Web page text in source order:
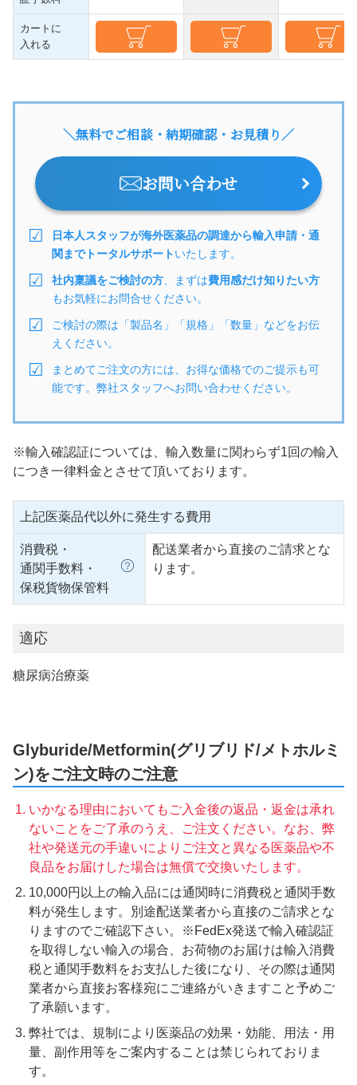
カートに
入れる
＼無料でご相談・納期確認・お見積り／
お問い合わせ
日本人スタッフが海外医薬品の調達から輸入申請・通
関までトータルサポートいたします。
社内稟議をご検討の方 、まずは費用感だけ知りたい方
もお気軽にお問合せください。
ご検討の際は「製品名」「規格」「数量」などをお伝
えください。
まとめてご注文の方には、お得な価格でのご提示も可
能です。弊社スタッフへお問い合わせください。
※輸入確認証については、輸入数量に関わらず1回の輸入
につき一律料金とさせて頂いております。
上記医薬品代以外に発生する費用
消費税・
通関手数料・
保税貨物保管料
配送業者から直接のご請求とな
ります。
適応
糖尿病治療薬
Glyburide/Metformin(グリブリド/メトホルミ
ン)をご注文時のご注意
いかなる理由においてもご入金後の返品・返金は承れ
ないことをご了承のうえ、ご注文ください。なお、弊
社や発送元の手違いによりご注文と異なる医薬品や不
良品をお届けした場合は無償で交換いたします。
10,000円以上の輸入品には通関時に消費税と通関手数
料が発生します。別途配送業者から直接のご請求とな
りますのでご確認下さい。※FedEx発送で輸入確認証
を取得しない輸入の場合、お荷物のお届けは輸入消費
税と通関手数料をお支払した後になり、その際は通関
業者から直接お客様宛にご連絡がいきますこと予めご
了承願います。
弊社では、規制により医薬品の効果・効能、用法・用
量、副作用等をご案内することは禁じられておりま
す。